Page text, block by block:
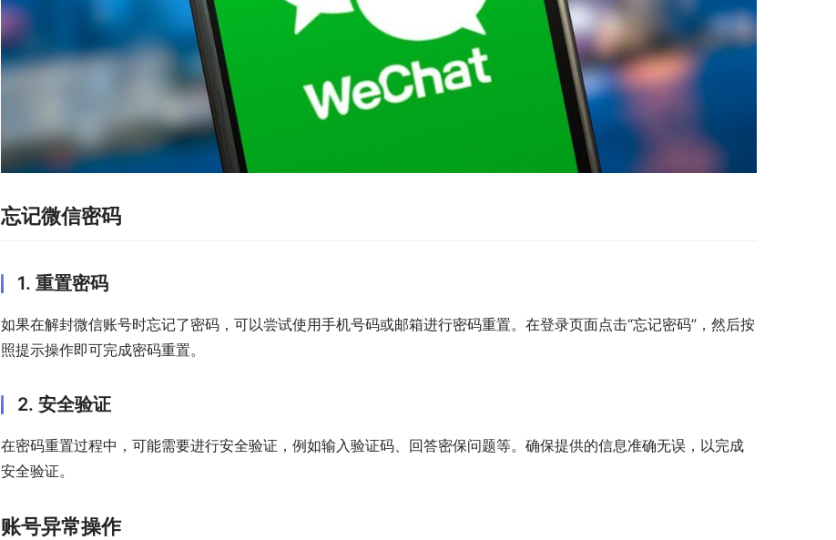
忘记微信密码
1. 重置密码
如果在解封微信账号时忘记了密码，可以尝试使用手机号码或邮箱进行密码重置。在登录页面点击“忘记密码”，然后按
照提示操作即可完成密码重置。
2. 安全验证
在密码重置过程中，可能需要进行安全验证，例如输入验证码、回答密保问题等。确保提供的信息准确无误，以完成
安全验证。
账号异常操作